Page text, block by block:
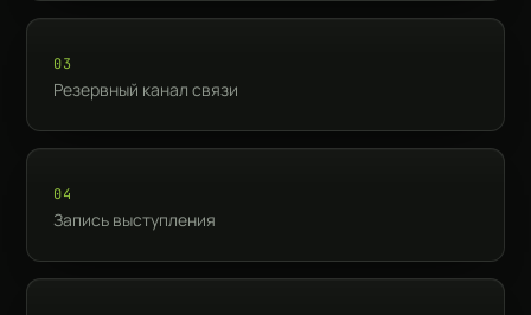
03
Резервный канал связи
04
Запись выступления